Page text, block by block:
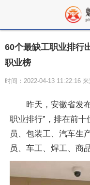
60个最缺工职业排行
职业榜
时间：2022-04-13 11:22:16
昨天，安徽省发
职业排行”，排在前
员、包装工、汽车生
员、车工、焊工、商